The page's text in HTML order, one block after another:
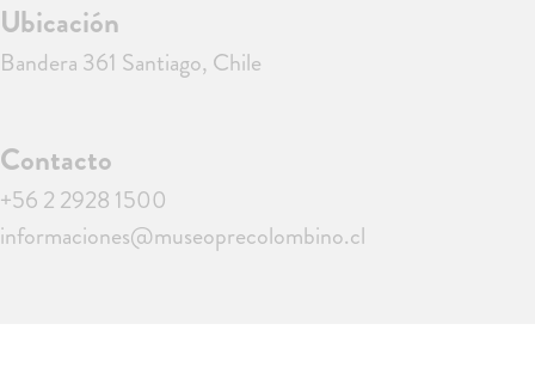
Ubicación
Bandera 361 Santiago, Chile
Contacto
+56 2 2928 1500
informaciones@museoprecolombino.cl